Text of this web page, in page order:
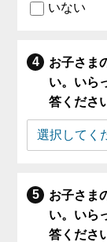
いない
お子さま
い。いら
答くださ
お子さま
い。いら
答くださ